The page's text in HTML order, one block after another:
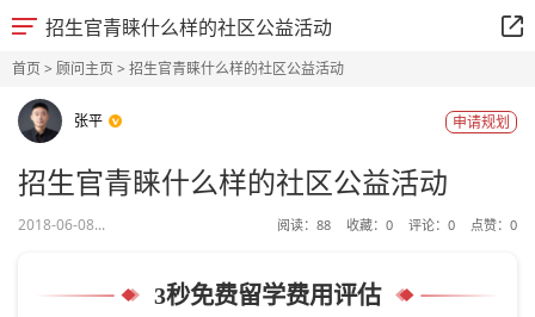
招生官青睐什么样的社区公益活动
首页> 顾问主页> 招生官青睐什么样的社区公益活动
张平 申请规划
招生官青睐什么样的社区公益活动
2018-06-08... 阅读： 88 收藏： 0 评论： 0 点赞： 0
3秒免费留学费用评估